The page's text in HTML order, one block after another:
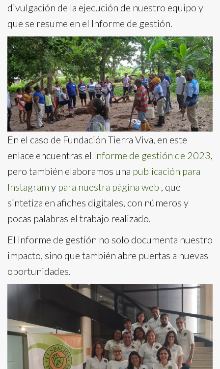
divulgación de la ejecución de nuestro equipo y
que se resume en el Informe de gestión.
En el caso de Fundación Tierra Viva, en este
enlace encuentras el Informe de gestión de 2023,
pero también elaboramos una publicación para
Instagram y para nuestra página web , que
sintetiza en afiches digitales, con números y
pocas palabras el trabajo realizado.
El Informe de gestión no solo documenta nuestro
impacto, sino que también abre puertas a nuevas
oportunidades.